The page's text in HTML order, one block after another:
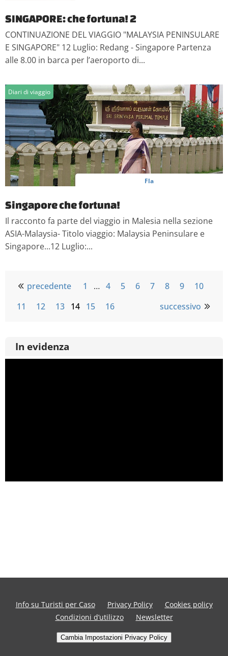
SINGAPORE: che fortuna! 2
CONTINUAZIONE DEL VIAGGIO "MALAYSIA PENINSULARE
E SINGAPORE" 12 Luglio: Redang - Singapore Partenza
alle 8.00 in barca per l’aeroporto di...
Diari di viaggio
Fla
Singapore che fortuna!
Il racconto fa parte del viaggio in Malesia nella sezione
ASIA-Malaysia- Titolo viaggio: Malaysia Peninsulare e
Singapore...12 Luglio:...
precedente 1 … 4 5 6 7 8 9
10
11
12 13 14 15 16 successivo
In evidenza
Info su Turisti per Caso Privacy Policy
Cookies policy
Condizioni d’utilizzo
Newsletter
Cambia Impostazioni Privacy Policy